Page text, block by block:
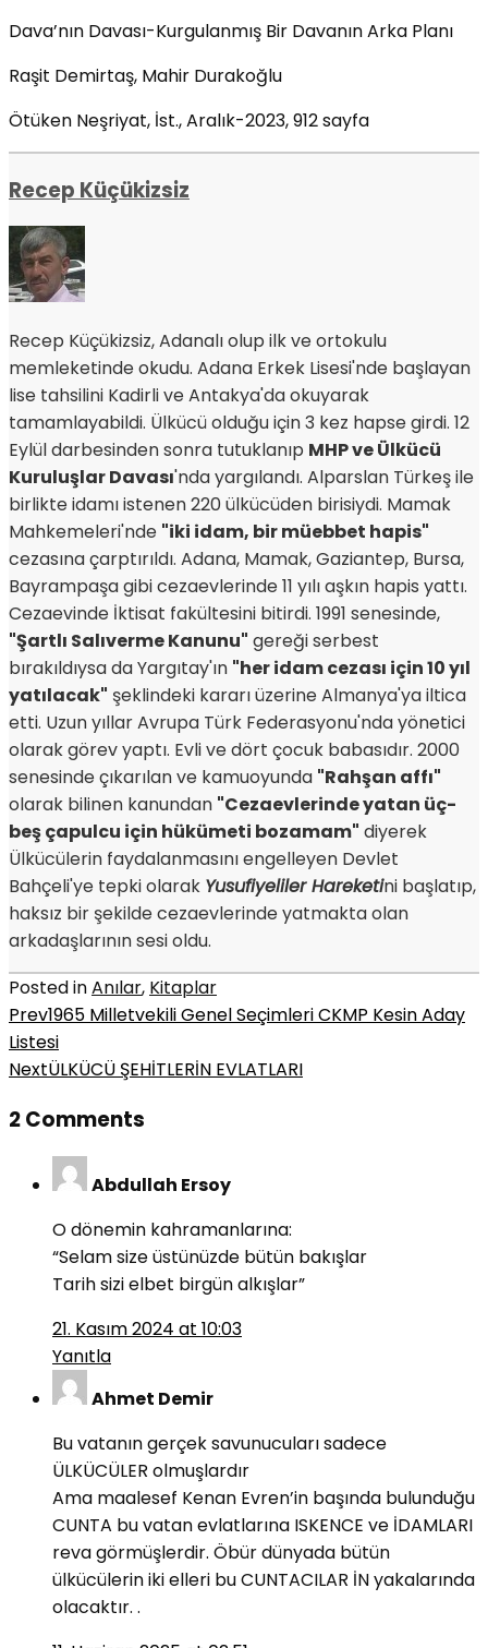
Dava’nın Davası-Kurgulanmış Bir Davanın Arka Planı
Raşit Demirtaş, Mahir Durakoğlu
Ötüken Neşriyat, İst., Aralık-2023, 912 sayfa
Recep Küçükizsiz
Recep Küçükizsiz, Adanalı olup ilk ve ortokulu
memleketinde okudu. Adana Erkek Lisesi'nde başlayan
lise tahsilini Kadirli ve Antakya'da okuyarak
tamamlayabildi. Ülkücü olduğu için 3 kez hapse girdi. 12
Eylül darbesinden sonra tutuklanıp MHP ve Ülkücü
Kuruluşlar Davası'nda yargılandı. Alparslan Türkeş ile
birlikte idamı istenen 220 ülkücüden birisiydi. Mamak
Mahkemeleri'nde "iki idam, bir müebbet hapis"
cezasına çarptırıldı. Adana, Mamak, Gaziantep, Bursa,
Bayrampaşa gibi cezaevlerinde 11 yılı aşkın hapis yattı.
Cezaevinde İktisat fakültesini bitirdi. 1991 senesinde,
"Şartlı Salıverme Kanunu" gereği serbest
bırakıldıysa da Yargıtay'ın "her idam cezası için 10 yıl
yatılacak" şeklindeki kararı üzerine Almanya'ya iltica
etti. Uzun yıllar Avrupa Türk Federasyonu'nda yönetici
olarak görev yaptı. Evli ve dört çocuk babasıdır. 2000
senesinde çıkarılan ve kamuoyunda "Rahşan affı"
olarak bilinen kanundan "Cezaevlerinde yatan üç-
beş çapulcu için hükümeti bozamam" diyerek
Ülkücülerin faydalanmasını engelleyen Devlet
Bahçeli'ye tepki olarak Yusufiyeliler Hareketini başlatıp,
haksız bir şekilde cezaevlerinde yatmakta olan
arkadaşlarının sesi oldu.
Posted inAnılar, Kitaplar
Prev1965 Milletvekili Genel Seçimleri CKMP Kesin Aday
Listesi
NextÜLKÜCÜ ŞEHİTLERİN EVLATLARI
2 Comments
Abdullah Ersoy
O dönemin kahramanlarına:
“Selam size üstünüzde bütün bakışlar
Tarih sizi elbet birgün alkışlar”
21. Kasım 2024 at 10:03
Yanıtla
Ahmet Demir
Bu vatanın gerçek savunucuları sadece
ÜLKÜCÜLER olmuşlardır
Ama maalesef Kenan Evren’in başında bulunduğu
CUNTA bu vatan evlatlarına ISKENCE ve İDAMLARI
reva görmüşlerdir. Öbür dünyada bütün
ülkücülerin iki elleri bu CUNTACILAR İN yakalarında
olacaktır. .